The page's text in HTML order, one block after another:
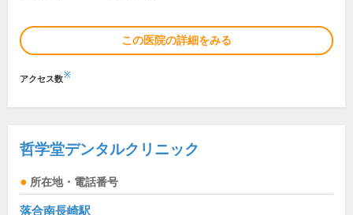
この医院の詳細をみる
アクセス数※
哲学堂デンタルクリニック
所在地・電話番号
落合南長崎駅